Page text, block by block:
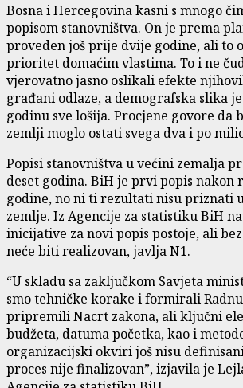
Bosna i Hercegovina kasni s mnogo
popisom stanovništva. On je prema
proveden još prije dvije godine, ali to
prioritet domaćim vlastima. To i ne
vjerovatno jasno oslikali efekte
građani odlaze, a demografska slika
godinu sve lošija. Procjene govore da
zemlji moglo ostati svega dva i po
Popisi stanovništva u većini zemalja
deset godina. BiH je prvi popis nakon
godine, no ni ti rezultati nisu priznati
zemlje. Iz Agencije za statistiku BiH
inicijative za novi popis postoje, ali
neće biti realizovan, javlja N1.
“U skladu sa zaključkom Savjeta
smo tehničke korake i formirali
pripremili Nacrt zakona, ali ključni
budžeta, datuma početka, kao i
organizacijski okviri još nisu
proces nije finalizovan”, izjavila je